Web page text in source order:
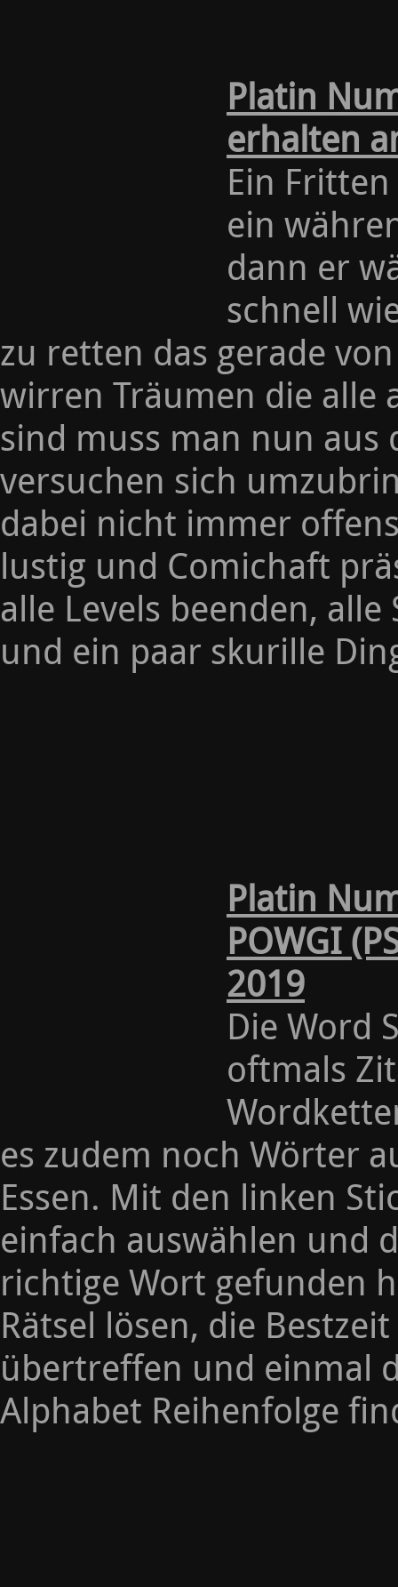
Platin
erhalten
Ein
ein
dann er
schnell
zu retten das gerade
wirren Träumen die alle
sind muss man nun aus
versuchen sich
dabei nicht immer
lustig und Comichaft
alle Levels beenden,
und ein paar skurille
Platin
POWGI
2019
Die Word
oftmals
es zudem noch Wörter
Essen. Mit den linken
einfach auswählen und
richtige Wort gefunden
Rätsel lösen, die
übertreffen und einmal
Alphabet Reihenfolge